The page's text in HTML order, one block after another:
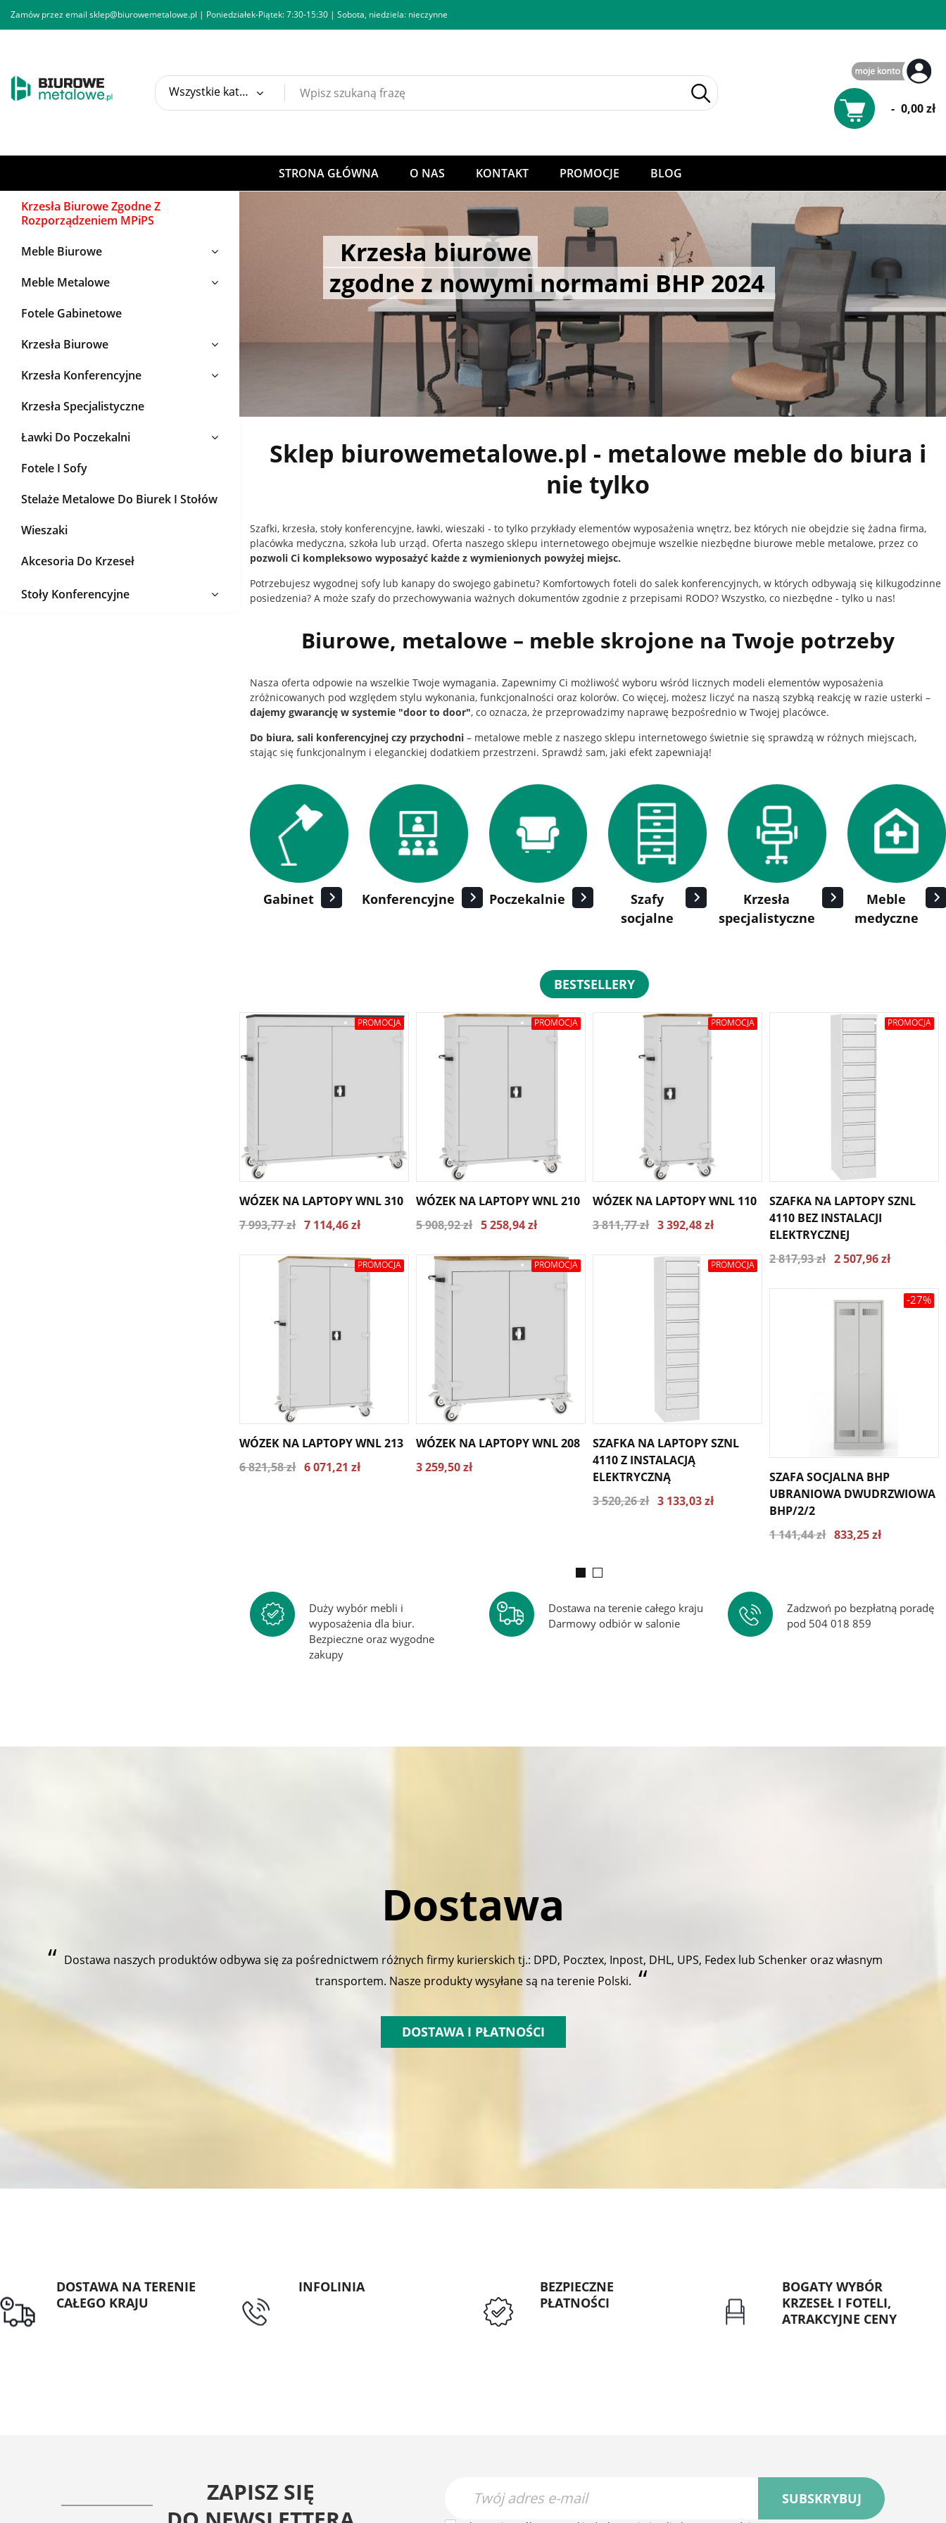
Zamów przez email sklep@biurowemetalowe.pl | Poniedziałek-Piątek: 7:30-15:30 | Sobota, niedziela: nieczynne
Wszystkie kategorie
- 0,00 zł
STRONA GŁÓWNA O NAS KONTAKT PROMOCJE BLOG
Krzesła Biurowe Zgodne Z
Rozporządzeniem MPiPS
Meble Biurowe
Meble Metalowe
Fotele Gabinetowe
Krzesła Biurowe
Krzesła Konferencyjne
Krzesła Specjalistyczne
Ławki Do Poczekalni
Fotele I Sofy
Stelaże Metalowe Do Biurek I Stołów
Wieszaki
Akcesoria Do Krzeseł
Stoły Konferencyjne
Krzesła biurowe
zgodne z nowymi normami BHP 2024
Nowoczesne meble biurowe
Sklep biurowemetalowe.pl - metalowe meble do biura i
nie tylko
Szafki, krzesła, stoły konferencyjne, ławki, wieszaki - to tylko przykłady elementów wyposażenia wnętrz, bez których nie obejdzie się żadna firma,
placówka medyczna, szkoła lub urząd. Oferta naszego sklepu internetowego obejmuje wszelkie niezbędne biurowe meble metalowe, przez co
pozwoli Ci kompleksowo wyposażyć każde z wymienionych powyżej miejsc.
Potrzebujesz wygodnej sofy lub kanapy do swojego gabinetu? Komfortowych foteli do salek konferencyjnych, w których odbywają się kilkugodzinne
posiedzenia? A może szafy do przechowywania ważnych dokumentów zgodnie z przepisami RODO? Wszystko, co niezbędne - tylko u nas!
Biurowe, metalowe – meble skrojone na Twoje potrzeby
Nasza oferta odpowie na wszelkie Twoje wymagania. Zapewnimy Ci możliwość wyboru wśród licznych modeli elementów wyposażenia
zróżnicowanych pod względem stylu wykonania, funkcjonalności oraz kolorów. Co więcej, możesz liczyć na naszą szybką reakcję w razie usterki –
dajemy gwarancję w systemie "door to door", co oznacza, że przeprowadzimy naprawę bezpośrednio w Twojej placówce.
Do biura, sali konferencyjnej czy przychodni– metalowe meble z naszego sklepu internetowego świetnie się sprawdzą w różnych miejscach,
stając się funkcjonalnym i eleganckiej dodatkiem przestrzeni. Sprawdź sam, jaki efekt zapewniają!
Gabinet Konferencyjne Poczekalnie
Szafy
socjalne
Krzesła
specjalistyczne
Meble
medyczne
BESTSELLERY
PROMOCJA
WÓZEK NA LAPTOPY WNL 310
7 993,77 zł 7 114,46 zł
PROMOCJA
WÓZEK NA LAPTOPY WNL 213
6 821,58 zł 6 071,21 zł
PROMOCJA
WÓZEK NA LAPTOPY WNL 210
5 908,92 zł 5 258,94 zł
PROMOCJA
WÓZEK NA LAPTOPY WNL 208
3 259,50 zł
PROMOCJA
WÓZEK NA LAPTOPY WNL 110
3 811,77 zł 3 392,48 zł
PROMOCJA
SZAFKA NA LAPTOPY SZNL
4110 Z INSTALACJĄ
ELEKTRYCZNĄ
3 520,26 zł 3 133,03 zł
PROMOCJA
SZAFKA NA LAPTOPY SZNL
4110 BEZ INSTALACJI
ELEKTRYCZNEJ
2 817,93 zł 2 507,96 zł
-27%
SZAFA SOCJALNA BHP
UBRANIOWA DWUDRZWIOWA
BHP/2/2
1 141,44 zł 833,25 zł
Duży wybór mebli i
wyposażenia dla biur.
Bezpieczne oraz wygodne
zakupy
Dostawa na terenie całego kraju
Darmowy odbiór w salonie
Zadzwoń po bezpłatną poradę
pod 504 018 859
Dostawa
Dostawa naszych produktów odbywa się za pośrednictwem różnych firmy kurierskich tj.: DPD, Pocztex, Inpost, DHL, UPS, Fedex lub Schenker oraz własnym
transportem. Nasze produkty wysyłane są na terenie Polski.
DOSTAWA I PŁATNOŚCI
DOSTAWA NA TERENIE
CAŁEGO KRAJU
INFOLINIA
BEZPIECZNE
PŁATNOŚCI
BOGATY WYBÓR
KRZESEŁ I FOTELI,
ATRAKCYJNE CENY
ZAPISZ SIĘ
SUBSKRYBUJ